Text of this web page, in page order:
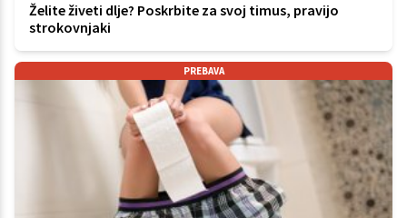
Želite živeti dlje? Poskrbite za svoj timus, pravijo
strokovnjaki
PREBAVA